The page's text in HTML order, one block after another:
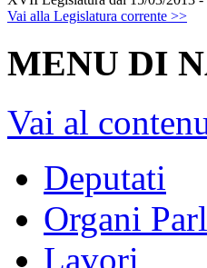
Vai alla Legislatura corrente >>
MENU DI
Vai al
Deputati
Organi
Lavori